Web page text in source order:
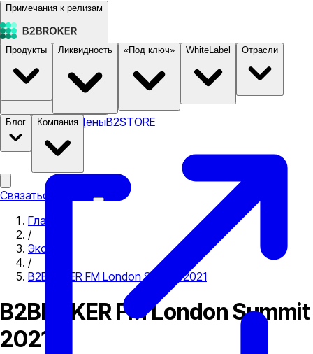
Примечания к релизам
Документация ЦеныB2STORE
Продукты Ликвидность «Под ключ» WhiteLabel Отрасли
Блог Компания
Связаться с нами
Главная
/
Экспо
/
B2BROKER FM London Summit 2021
B2BROKER FM London Summit
2021